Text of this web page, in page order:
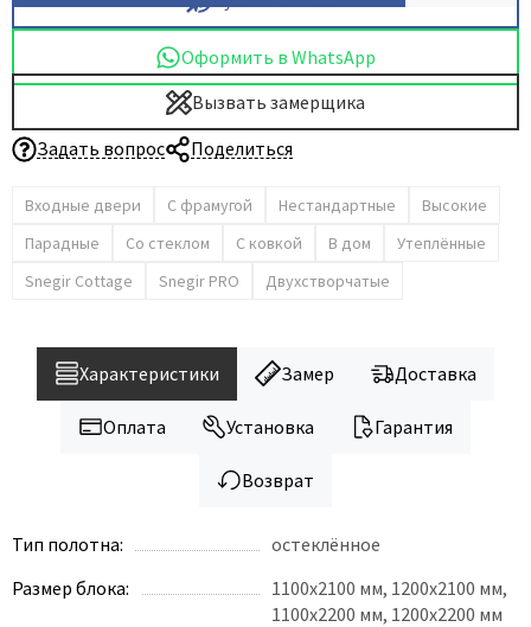
Оформить в WhatsApp
Вызвать замерщика
Задать вопрос
Поделиться
Входные двери С фрамугой Нестандартные
Высокие
Парадные
Со стеклом С ковкой В дом
Утеплённые
Snegir Cottage
Snegir PRO Двухстворчатые
Характеристики Замер Доставка
Оплата Установка Гарантия
Возврат
Тип полотна:
остеклённое
Размер блока:
1100х2100 мм, 1200х2100 мм,
1100х2200 мм, 1200х2200 мм